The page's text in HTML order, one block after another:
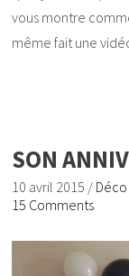
vous montre
même fait une
SON
10 avril 2015 /
15 Comments